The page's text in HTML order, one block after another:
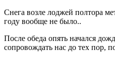
Снега возле лоджей полтора
году вообще не было..
После обеда опять начался
сопровождать нас до тех пор,